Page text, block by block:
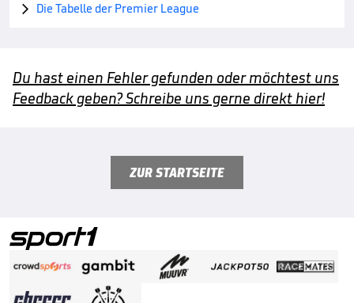
 Die Tabelle der Premier League
Du hast einen Fehler gefunden oder möchtest uns
Feedback geben? Schreibe uns gerne direkt hier!
ZUR STARTSEITE